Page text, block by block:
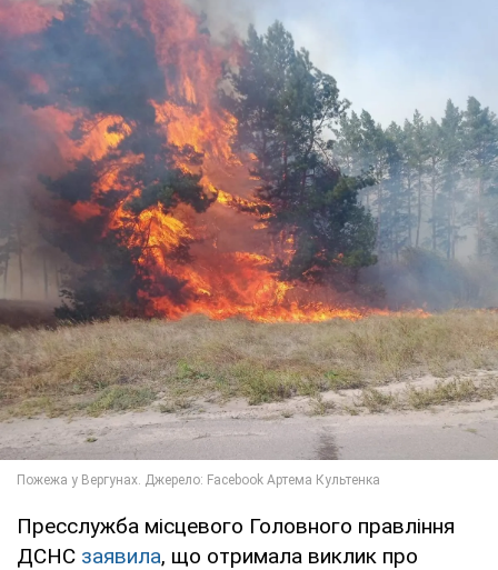
Пресслужба місцевого Головного правління
ДСНС заявила, що отримала виклик про